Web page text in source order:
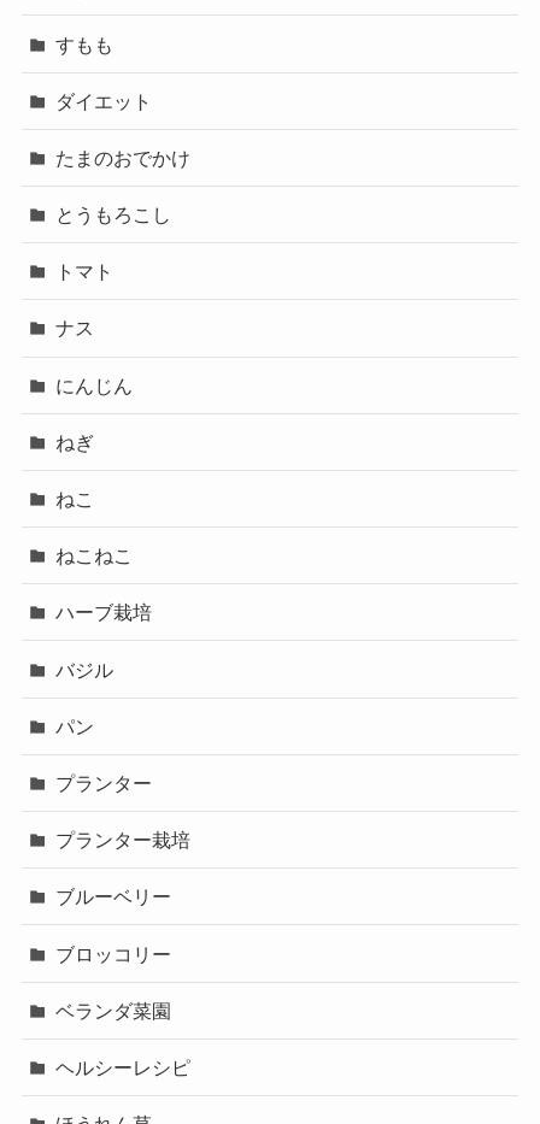
すもも
ダイエット
たまのおでかけ
とうもろこし
トマト
ナス
にんじん
ねぎ
ねこ
ねこねこ
ハーブ栽培
バジル
パン
プランター
プランター栽培
ブルーベリー
ブロッコリー
ベランダ菜園
ヘルシーレシピ